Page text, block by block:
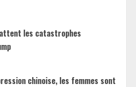
les catastrophes
chinoise, les femmes sont